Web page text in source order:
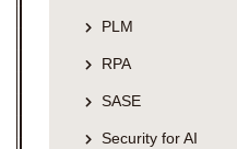
PLM
RPA
SASE
Security for AI